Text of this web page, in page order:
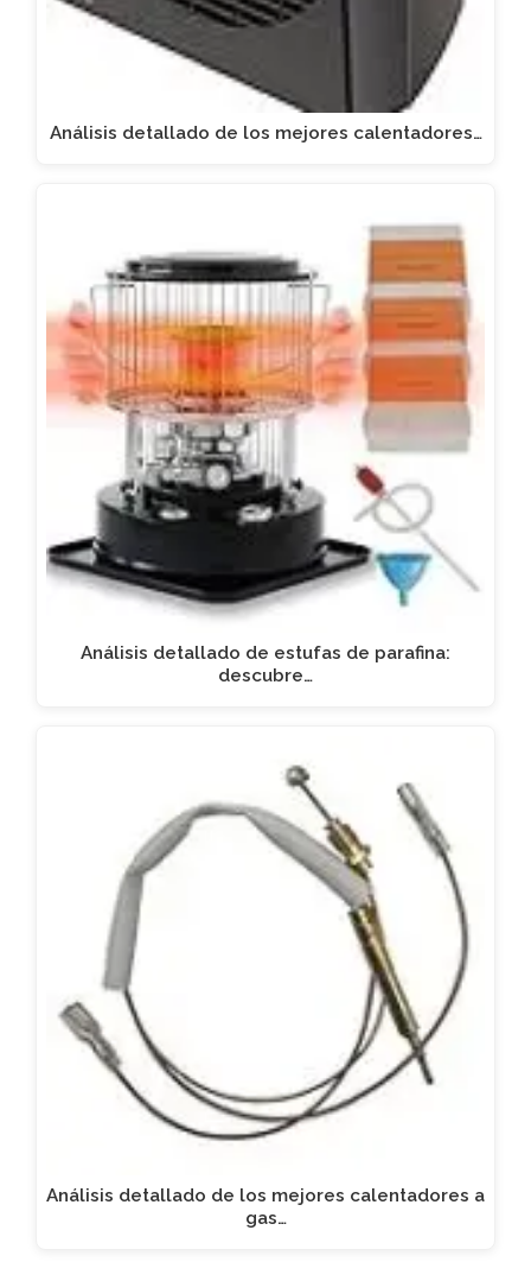
Análisis detallado de los mejores calentadores…
Análisis detallado de estufas de parafina:
descubre…
Análisis detallado de los mejores calentadores a
gas…